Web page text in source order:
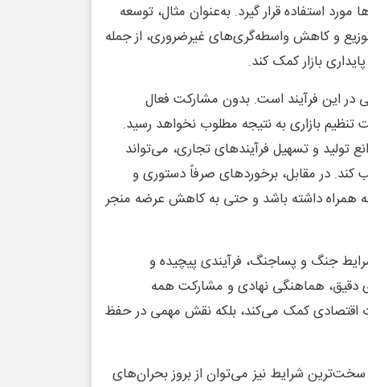
استفاده قرار گیرد. به‌عنوان مثال، توسعه
و کاهش واسطه‌گری‌های غیرضروری، از جمله
بازار کمک کند.
این فرآیند است. بدون مشارکت فعال
تنظیم بازاری به نتیجه مطلوب نخواهد رسید.
تولید و تسهیل فرآیندهای تجاری، می‌تواند
در مقابل، برخوردهای صرفاً دستوری و
داشته باشد و حتی به کاهش عرضه منجر
شرایط جنگ و پساجنگ، فرآیندی پیچیده و
دقیق، هماهنگی نهادی و مشارکت همه
اقتصادی کمک می‌کند، بلکه نقش مهمی در حفظ
شرایط نیز می‌توان از بروز بحران‌های